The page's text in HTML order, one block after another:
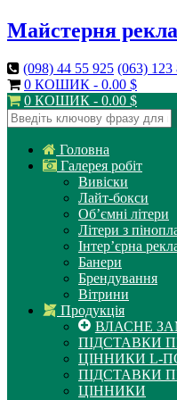
Майстерня
(098) 44 55 925 (063) 123
0 КОШИК - 0.00 $
0 КОШИК - 0.00 $
Головна
Галерея робіт
Вивіски
Лайт-бокси
Об’ємні літери
Літери з
Інтер’єрна
Банери
Брендування
Вітрини
Продукція
ВЛАСНЕ
ПІДСТАВКИ
ЦІННИКИ L-
ПІДСТАВКИ
ЦІННИКИ